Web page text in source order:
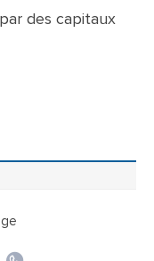
des capitaux